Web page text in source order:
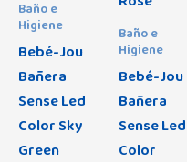
Baño e
Higiene
Bebé-Jou
Bañera
Sense Led
Color Sky
Green
Baño e
Higiene
Bebé-Jou
Bañera
Sense Led
Color